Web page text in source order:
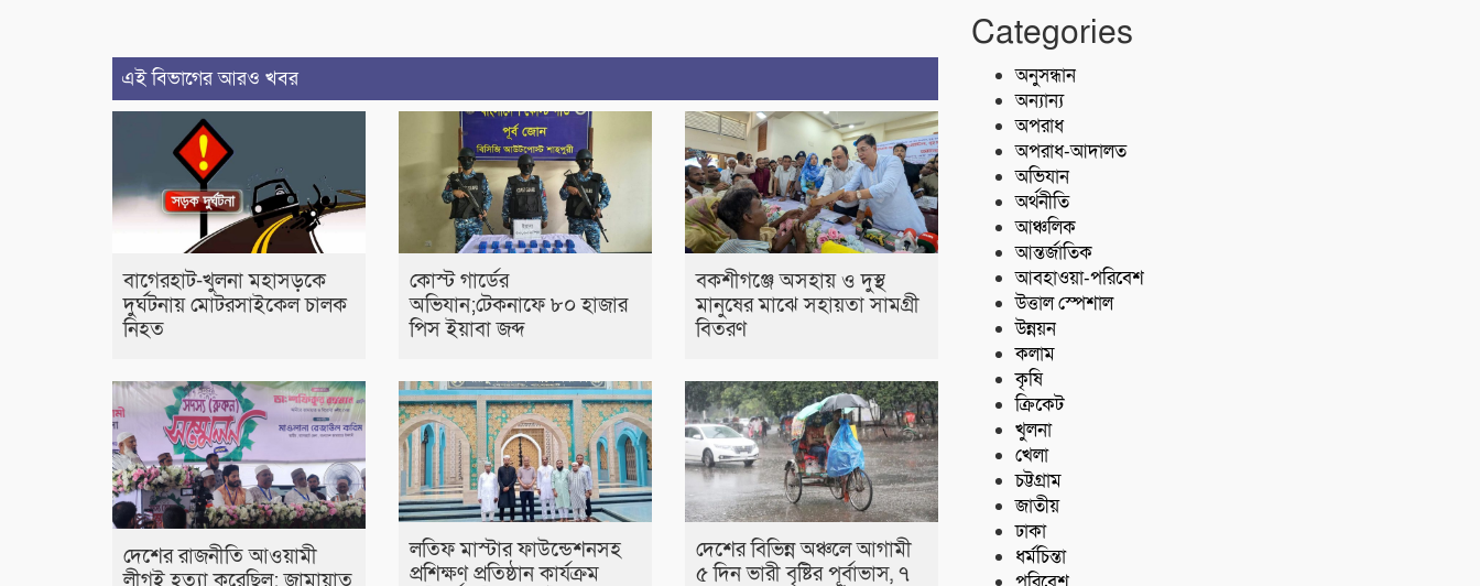
এই বিভাগের আরও খবর
বাগেরহাট-খুলনা মহাসড়কে
‌দুর্ঘটনায় মোটরসাইকেল চালক
নিহত
কোস্ট গার্ডের
অভিযান;টেকনাফে ৮০ হাজার
পিস ইয়াবা জব্দ
বকশীগঞ্জে অসহায় ও দুস্থ
মানুষের মাঝে সহায়তা সামগ্রী
বিতরণ
দেশের রাজনীতি আওয়ামী
লতিফ মাস্টার ফাউন্ডেশনসহ
প্রশিক্ষণ প্রতিষ্ঠান কার্যক্রম
দেশের বিভিন্ন অঞ্চলে আগামী
৫ দিন ভারী বৃষ্টির পূর্বাভাস, ৭
ইয়াবা জব্দ
Categories
অনুসন্ধান
অন্যান্য
অপরাধ
অপরাধ-আদালত
অভিযান
অর্থনীতি
আঞ্চলিক
আন্তর্জাতিক
আবহাওয়া-পরিবেশ
উত্তাল স্পেশাল
উন্নয়ন
কলাম
কৃষি
ক্রিকেট
খুলনা
খেলা
চট্টগ্রাম
জাতীয়
ঢাকা
ধর্মচিন্তা